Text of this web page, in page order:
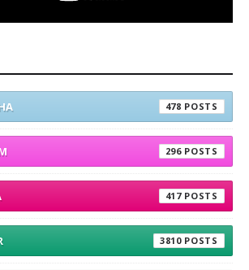
478
296
417
3810